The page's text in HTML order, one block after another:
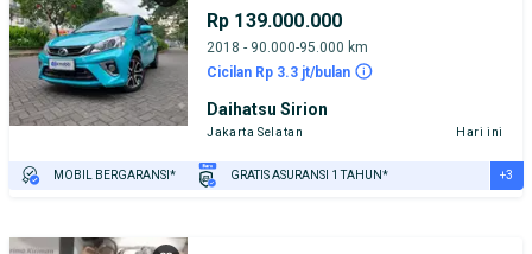
Rp 139.000.000
2018 - 90.000-95.000 km
Cicilan Rp 3.3 jt/bulan
Daihatsu Sirion
Jakarta Selatan Hari ini
MOBIL BERGARANSI* GRATIS ASURANSI 1 TAHUN* +3